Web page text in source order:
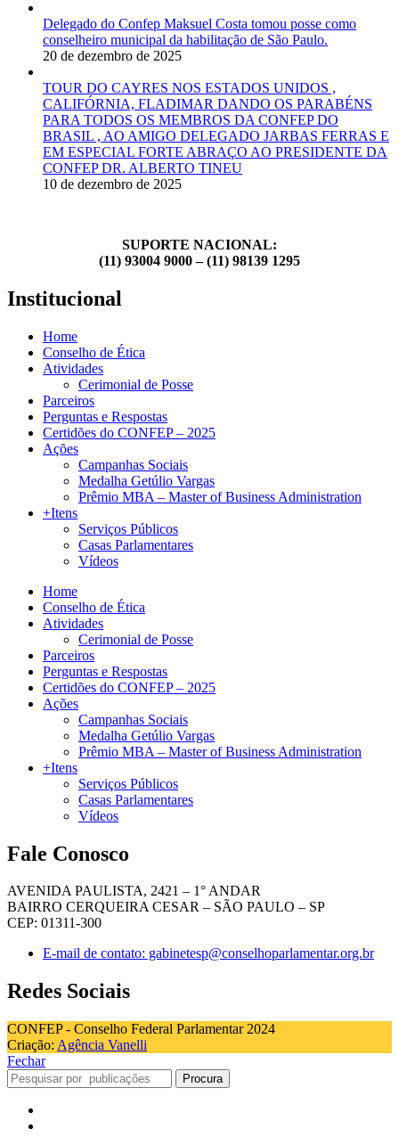
Delegado do Confep Maksuel Costa tomou posse como
conselheiro municipal da habilitação de São Paulo.
20 de dezembro de 2025
TOUR DO CAYRES NOS ESTADOS UNIDOS ,
CALIFÓRNIA, FLADIMAR DANDO OS PARABÉNS
PARA TODOS OS MEMBROS DA CONFEP DO
BRASIL , AO AMIGO DELEGADO JARBAS FERRAS E
EM ESPECIAL FORTE ABRAÇO AO PRESIDENTE DA
CONFEP DR. ALBERTO TINEU
10 de dezembro de 2025
SUPORTE NACIONAL:
(11) 93004 9000 – (11) 98139 1295
Institucional
Home
Conselho de Ética
Atividades
Cerimonial de Posse
Parceiros
Perguntas e Respostas
Certidões do CONFEP – 2025
Ações
Campanhas Sociais
Medalha Getúlio Vargas
Prêmio MBA – Master of Business Administration
+Itens
Serviços Públicos
Casas Parlamentares
Vídeos
Home
Conselho de Ética
Atividades
Cerimonial de Posse
Parceiros
Perguntas e Respostas
Certidões do CONFEP – 2025
Ações
Campanhas Sociais
Medalha Getúlio Vargas
Prêmio MBA – Master of Business Administration
+Itens
Serviços Públicos
Casas Parlamentares
Vídeos
Fale Conosco
AVENIDA PAULISTA, 2421 – 1° ANDAR
BAIRRO CERQUEIRA CESAR – SÃO PAULO – SP
CEP: 01311-300
E-mail de contato: gabinetesp@conselhoparlamentar.org.br
Redes Sociais
CONFEP - Conselho Federal Parlamentar 2024
Criação: Agência Vanelli
Fechar
Procura